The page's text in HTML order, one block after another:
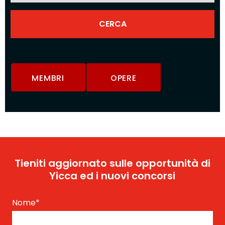
MEMBRI OPERE
Tieniti aggiornato sulle opportunità di
Yicca ed i nuovi concorsi
Nome*